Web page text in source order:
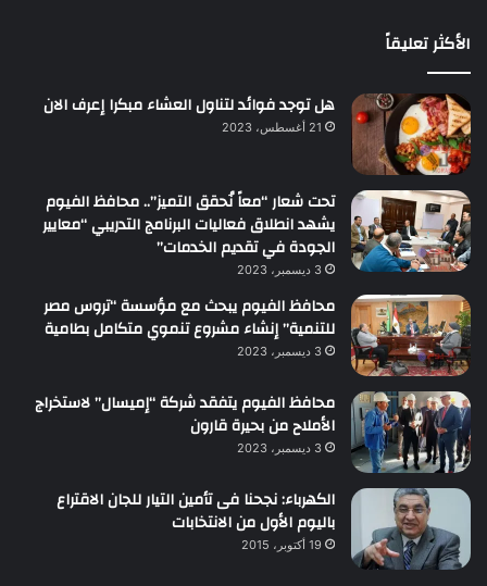
الأكثر تعليقاً
هل توجد فوائد لتناول العشاء مبكرا إعرف الان
21 أغسطس، 2023
تحت شعار “معاً نُحقق التميز”.. محافظ الفيوم
يشهد انطلاق فعاليات البرنامج التدريبي “معايير
الجودة في تقديم الخدمات”
3 ديسمبر، 2023
محافظ الفيوم يبحث مع مؤسسة “تروس مصر
للتنمية” إنشاء مشروع تنموي متكامل بطامية
3 ديسمبر، 2023
محافظ الفيوم يتفقد شركة “إميسال” لاستخراج
الأملاح من بحيرة قارون
3 ديسمبر، 2023
الكهرباء: نجحنا فى تأمين التيار للجان الاقتراع
باليوم الأول من الانتخابات
19 أكتوبر، 2015